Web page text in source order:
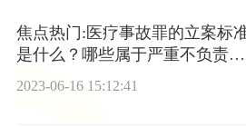
焦点热门:医疗事故罪的立案标
是什么？哪些属于严重不负责任
2023-06-16 15:12:41